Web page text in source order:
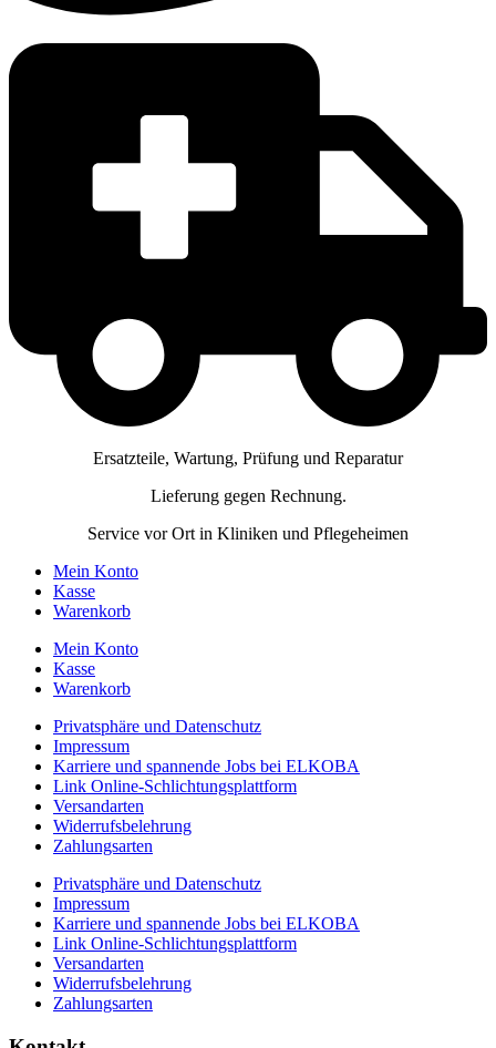
Ersatzteile, Wartung, Prüfung und Reparatur
Lieferung gegen Rechnung.
Service vor Ort in Kliniken und Pflegeheimen
Mein Konto
Kasse
Warenkorb
Mein Konto
Kasse
Warenkorb
Privatsphäre und Datenschutz
Impressum
Karriere und spannende Jobs bei ELKOBA
Link Online-Schlichtungsplattform
Versandarten
Widerrufsbelehrung
Zahlungsarten
Privatsphäre und Datenschutz
Impressum
Karriere und spannende Jobs bei ELKOBA
Link Online-Schlichtungsplattform
Versandarten
Widerrufsbelehrung
Zahlungsarten